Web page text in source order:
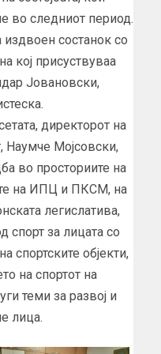
во следниот период.
состанок со
кој присуствуваа
Јовановски,
директорот на
Наумче Мојсовски,
во просториите на
на ИПЦ и ПКСМ, на
легислатива,
спорт за лицата со
спортските објекти,
на спортот на
теми за развој и
лица.